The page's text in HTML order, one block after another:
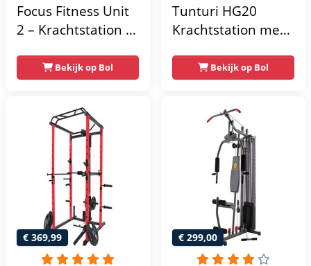
Focus Fitness Unit
2 – Krachtstation –
– Lat Pulley
Bekijk op Bol
Tunturi HG20
Krachtstation met
Compacte home
gym met lat pulley
krachtstation voor
thuis - Compact en
multifunctioneel -
Incl. gratis fitness
Bekijk op Bol
€ 369,99 € 299,00